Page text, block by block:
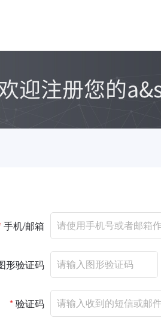
手机/邮箱
形验证码
*验证码